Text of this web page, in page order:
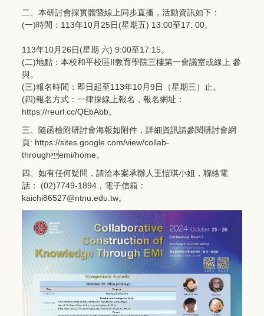
二、本研討會採實體暨線上同步直播，活動資訊如下：
(一)時間：113年10月25日(星期五) 13:00至17: 00。
113年10月26日(星期 六) 9:00至17:15。
(二)地點：本校和平校區II教育學院三樓第一會議室或線上 參
與。
(三)報名時間：即日起至113年10月9日（星期三）止。
(四)報名方式：一律採線上報名，報名網址：
https://reurl.cc/QEbAbb。
三、隨函檢附研討會海報如附件，詳細資訊請參閱研討會網
頁: https://sites.google.com/view/collab-
throughemi/home。
四、如有任何疑問，請洽本案承辦人王愷琪小姐，聯絡電
話： (02)7749-1894，電子信箱：
kaichi86527@ntnu.edu.tw。